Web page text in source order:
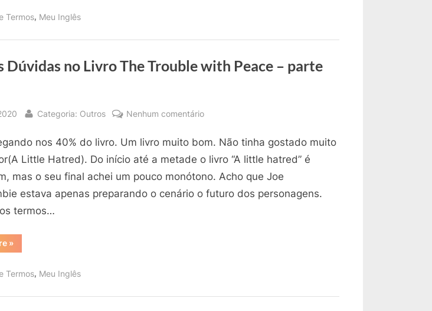
The
Peace
parte
04”
Termos, Meu Inglês
Dúvidas no Livro The Trouble with Peace – parte
By
Categoria: Outros Nenhum comentárioem
Dúvidas
no
Livro
nos 40% do livro. Um livro muito bom. Não tinha gostado muito
Little Hatred). Do início até a metade o livro “A little hatred” é
mas o seu final achei um pouco monótono. Acho que Joe
estava apenas preparando o cenário o futuro dos personagens.
termos…
“Minhas
Dúvidas
The
Peace
»
Termos, Meu Inglês